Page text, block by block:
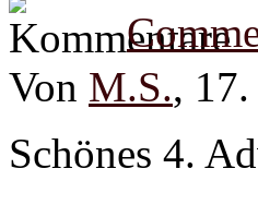
Von M.S.,
Schönes 4.